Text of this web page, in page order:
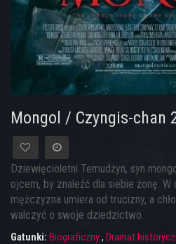
Mongol / Czyngis-chan
Dziewięcioletni Temudżyn, syn
ojcem, by znaleźć dla siebie żonę.
mężczyzna umiera od trucizny, a
walczyć o swoje dziedzictwo.
Gatunki: Biograficzny, Dramat